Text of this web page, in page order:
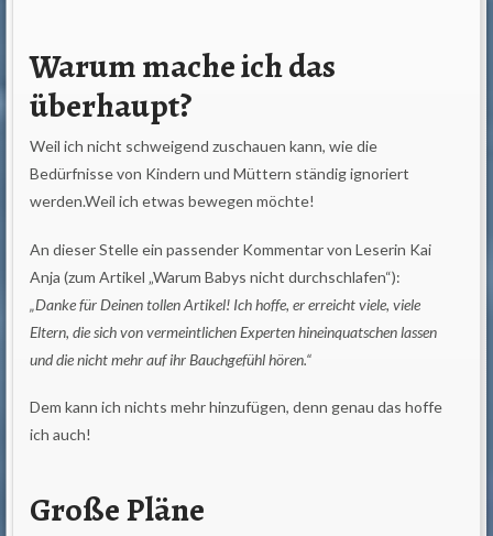
Warum mache ich das
überhaupt?
Weil ich nicht schweigend zuschauen kann, wie die
Bedürfnisse von Kindern und Müttern ständig ignoriert
werden.Weil ich etwas bewegen möchte!
An dieser Stelle ein passender Kommentar von Leserin Kai
Anja (zum Artikel „Warum Babys nicht durchschlafen“):
„Danke für Deinen tollen Artikel! Ich hoffe, er erreicht viele, viele
Eltern, die sich von vermeintlichen Experten hineinquatschen lassen
und die nicht mehr auf ihr Bauchgefühl hören.“
Dem kann ich nichts mehr hinzufügen, denn genau das hoffe
ich auch!
Große Pläne